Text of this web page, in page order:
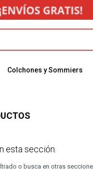
Colchones y Sommiers
esta sección.
o busca en otras